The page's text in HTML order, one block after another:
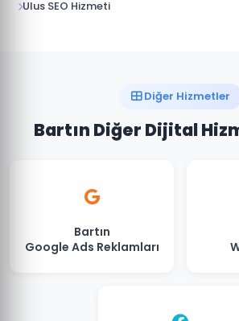
Ulus SEO Hizmeti
Diğer Hizmetler
Bartın Diğer Dijital
Bartın
Google Ads Reklamları